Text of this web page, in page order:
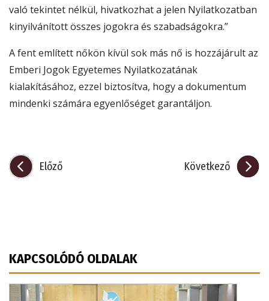
való tekintet nélkül, hivatkozhat a jelen Nyilatkozatban
kinyilvánított összes jogokra és szabadságokra.”
A fent említett nőkön kívül sok más nő is hozzájárult az
Emberi Jogok Egyetemes Nyilatkozatának
kialakításához, ezzel biztosítva, hogy a dokumentum
mindenki számára egyenlőséget garantáljon.
Előző Következő
KAPCSOLÓDÓ OLDALAK